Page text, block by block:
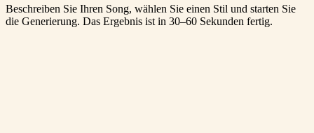
Beschreiben Sie Ihren Song, wählen Sie einen Stil und starten Sie
die Generierung. Das Ergebnis ist in 30–60 Sekunden fertig.